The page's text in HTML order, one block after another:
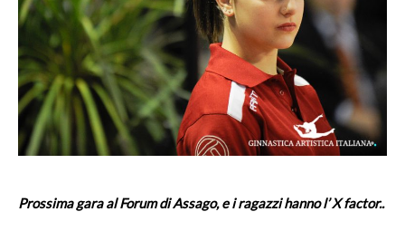
Prossima gara al Forum di Assago, e i ragazzi hanno l’ X factor..